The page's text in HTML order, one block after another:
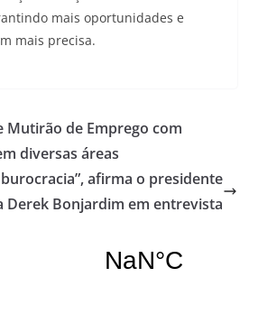
mais oportunidades e
mais precisa.
Mutirão de Emprego com
diversas áreas
afirma o presidente
Derek Bonjardim em entrevista